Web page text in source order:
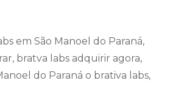
em São Manoel do Paraná,
bratva labs adquirir agora,
do Paraná o brativa labs,